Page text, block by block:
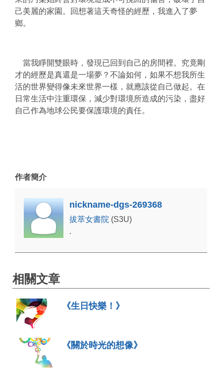
己美麗的家園。回想著這天奇怪的經歷，我進入了夢
鄉。
當我睜開雙眼時，發現已回到自己的房間裡。究竟剛
才的經歷是真還是一場夢？不論如何，如果不想我所生
活的世界變得像未來世界一樣，就應該從自己做起。在
日常生活中注重環保，減少對環境所造成的污染，盡好
自己作為地球公民要保護環境的責任。
作者簡介
nickname-dgs-269368
拔萃女書院 (S3U)
.
相關文章
《生日快樂！》
《關於時光的想像》